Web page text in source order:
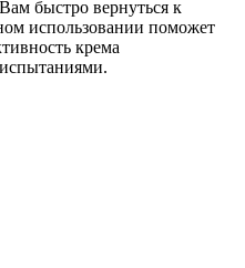
быстро вернуться к
использовании поможет
крема